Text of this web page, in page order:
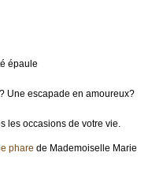
épaule
Une escapade en amoureux?
les occasions de votre vie.
phare de Mademoiselle Marie